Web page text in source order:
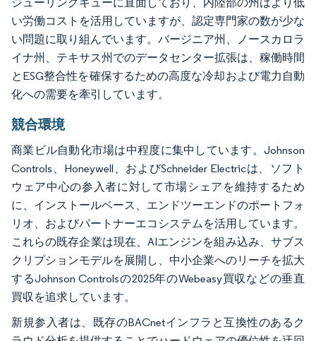
い労働コストを活用していますが、認定専門家の数が少な
い問題に取り組んでいます。バージニア州、ノースカロラ
イナ州、テキサス州でのデータセンター拡張は、稼働時間
とESG整合性を確保するための高度な冷却および電力自動
化への需要を牽引しています。
競合環境
商業ビル自動化市場は中程度に集中しています。Johnson
Controls、Honeywell、およびSchneider Electricは、ソフト
ウェア中心の参入者に対して市場シェアを維持するため
に、インストールベース、エンドツーエンドのポートフォ
リオ、およびパートナーエコシステムを活用しています。
これらの既存企業は現在、AIエンジンを組み込み、サブス
クリプションモデルを展開し、中小企業へのリーチを拡大
するJohnson Controlsの2025年のWebeasy買収などの垂直
買収を追求しています。
新規参入者は、既存のBACnetインフラと互換性のあるク